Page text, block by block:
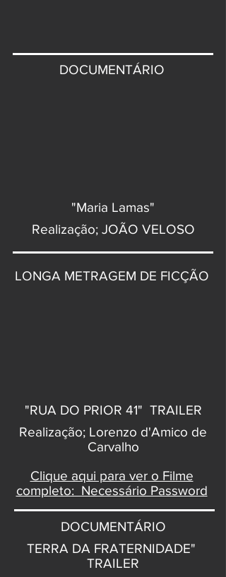
DOCUMENTÁRIO
"Maria Lamas"
Realização; JOÃO VELOSO
LONGA METRAGEM DE FICÇÃO
"RUA DO PRIOR 41" TRAILER
Realização; Lorenzo d'Amico de
Carvalho
Clique aqui para ver o Filme
completo: Necessário Password
DOCUMENTÁRIO
TERRA DA FRATERNIDADE"
TRAILER